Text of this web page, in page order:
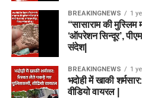
BREAKINGNEWS 1
“सासाराम की मुस्लिम
‘ऑपरेशन सिन्दूर’,
संदेश|
BREAKINGNEWS 1
भदोही में खाकी
वीडियो वायरल |